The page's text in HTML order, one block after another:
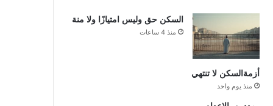
السكن حق وليس امتيازًا ولا منة
منذ 4 ساعات
أزمةالسكن لا تنتهي
منذ يوم واحد